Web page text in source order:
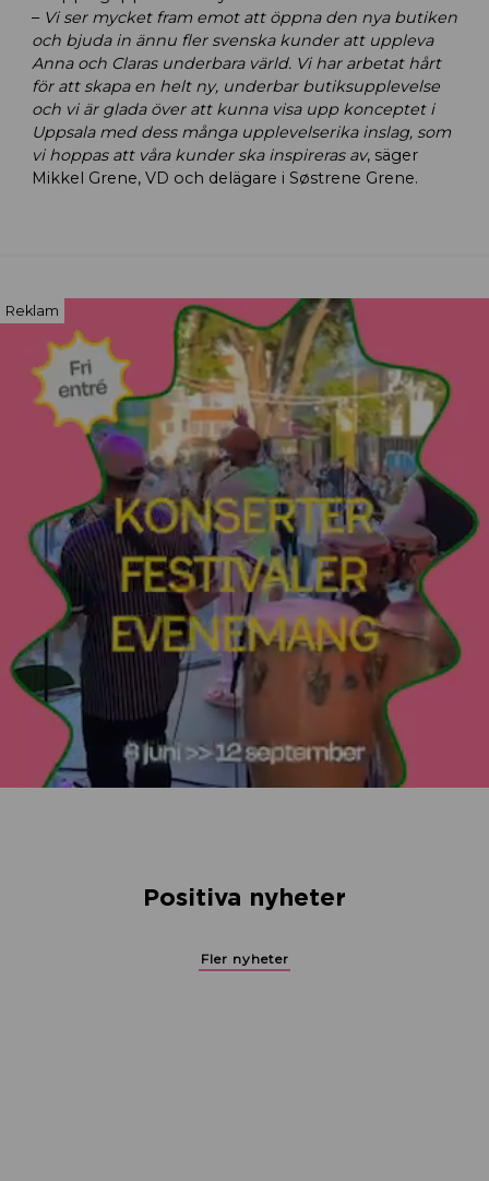
– Vi ser mycket fram emot att öppna den nya butiken
och bjuda in ännu fler svenska kunder att uppleva
Anna och Claras underbara värld. Vi har arbetat hårt
för att skapa en helt ny, underbar butiksupplevelse
och vi är glada över att kunna visa upp konceptet i
Uppsala med dess många upplevelserika inslag, som
vi hoppas att våra kunder ska inspireras av, säger
Mikkel Grene, VD och delägare i Søstrene Grene.
Reklam
Positiva nyheter
Fler nyheter